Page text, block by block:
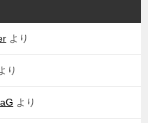
より
り
より